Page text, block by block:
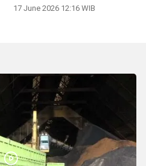
17 June 2026 12:16 WIB